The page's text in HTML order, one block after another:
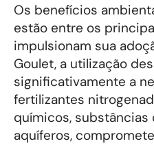
Os benefícios
estão entre os
impulsionam sua
Goulet, a utilização
significativamente a
fertilizantes
químicos, substâncias
aquíferos,